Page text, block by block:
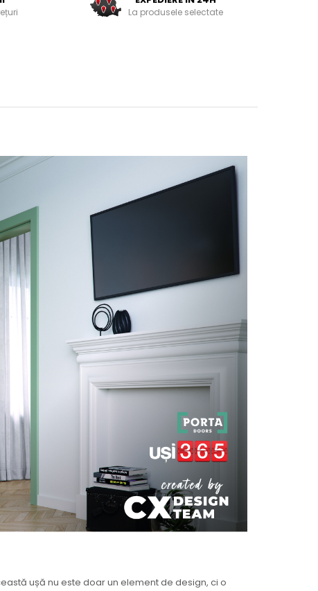
La produsele selectate
ușă nu este doar un element de design, ci o